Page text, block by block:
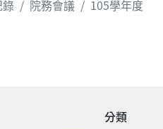
錄 院務會議 105學年度
分類